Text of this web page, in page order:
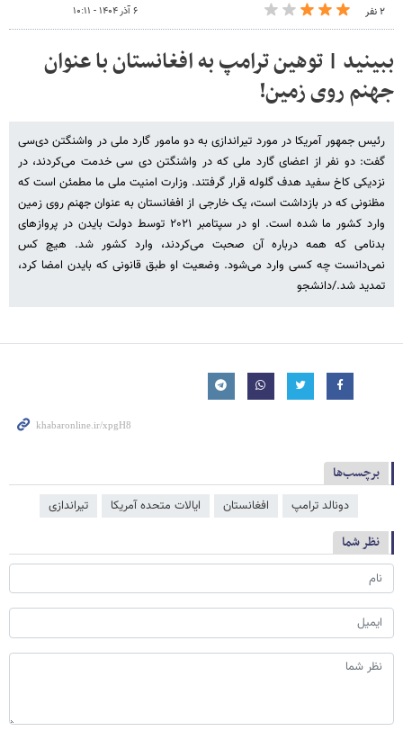
۲ نفر ۶ آذر ۱۴۰۴ - ۱۰:۱۱
ببینید | توهین ترامپ به افغانستان با عنوان
جهنم روی زمین!
رئیس جمهور آمریکا در مورد تیراندازی به دو مامور گارد ملی در واشنگتن ‌دی‌سی
گفت: دو نفر از اعضای گارد ملی که در واشنگتن دی سی خدمت می‌کردند، در
نزدیکی کاخ سفید هدف گلوله قرار گرفتند. وزارت امنیت ملی ما مطمئن است که
مظنونی که در بازداشت است، یک خارجی از افغانستان به عنوان جهنم روی زمین
وارد کشور ما شده است. او در سپتامبر ۲۰۲۱ توسط دولت بایدن در پروازهای
بدنامی که همه درباره آن صحبت می‌کردند، وارد کشور شد. هیچ کس
نمی‌دانست چه کسی وارد می‌شود. وضعیت او طبق قانونی که بایدن امضا کرد،
تمدید شد./دانشجو
برچسب‌ها
دونالد ترامپ افغانستان ایالات متحده آمریکا تیراندازی
نظر شما